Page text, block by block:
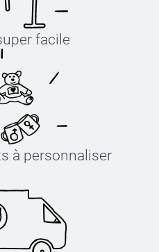
facile
à personnaliser